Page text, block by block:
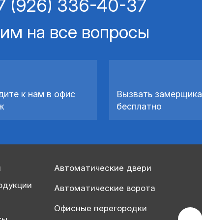
(926) 336-40-37
на все вопросы
к нам в офис
Вызвать замерщика
бесплатно
Автоматические двери
Автоматические ворота
Офисные перегородки